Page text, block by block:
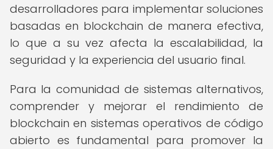
desarrolladores para implementar soluciones
basadas en blockchain de manera efectiva,
lo que a su vez afecta la escalabilidad, la
seguridad y la experiencia del usuario final.
Para la comunidad de sistemas alternativos,
comprender y mejorar el rendimiento de
blockchain en sistemas operativos de código
abierto es fundamental para promover la